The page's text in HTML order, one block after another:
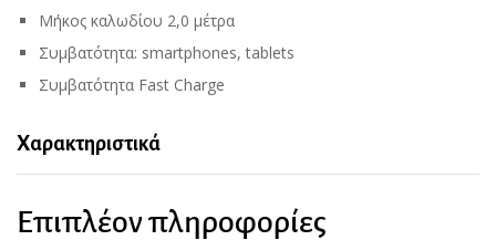
Μήκος καλωδίου 2,0 μέτρα
Συμβατότητα: smartphones, tablets
Συμβατότητα Fast Charge
Χαρακτηριστικά
Επιπλέον πληροφορίες